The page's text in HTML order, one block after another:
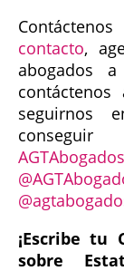
contacto,
abogados
contáctenos
seguirnos
¡Escribe tu
sobre